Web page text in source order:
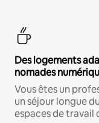
Des logements
nomades
Vous êtes un
un séjour longue
espaces de travail